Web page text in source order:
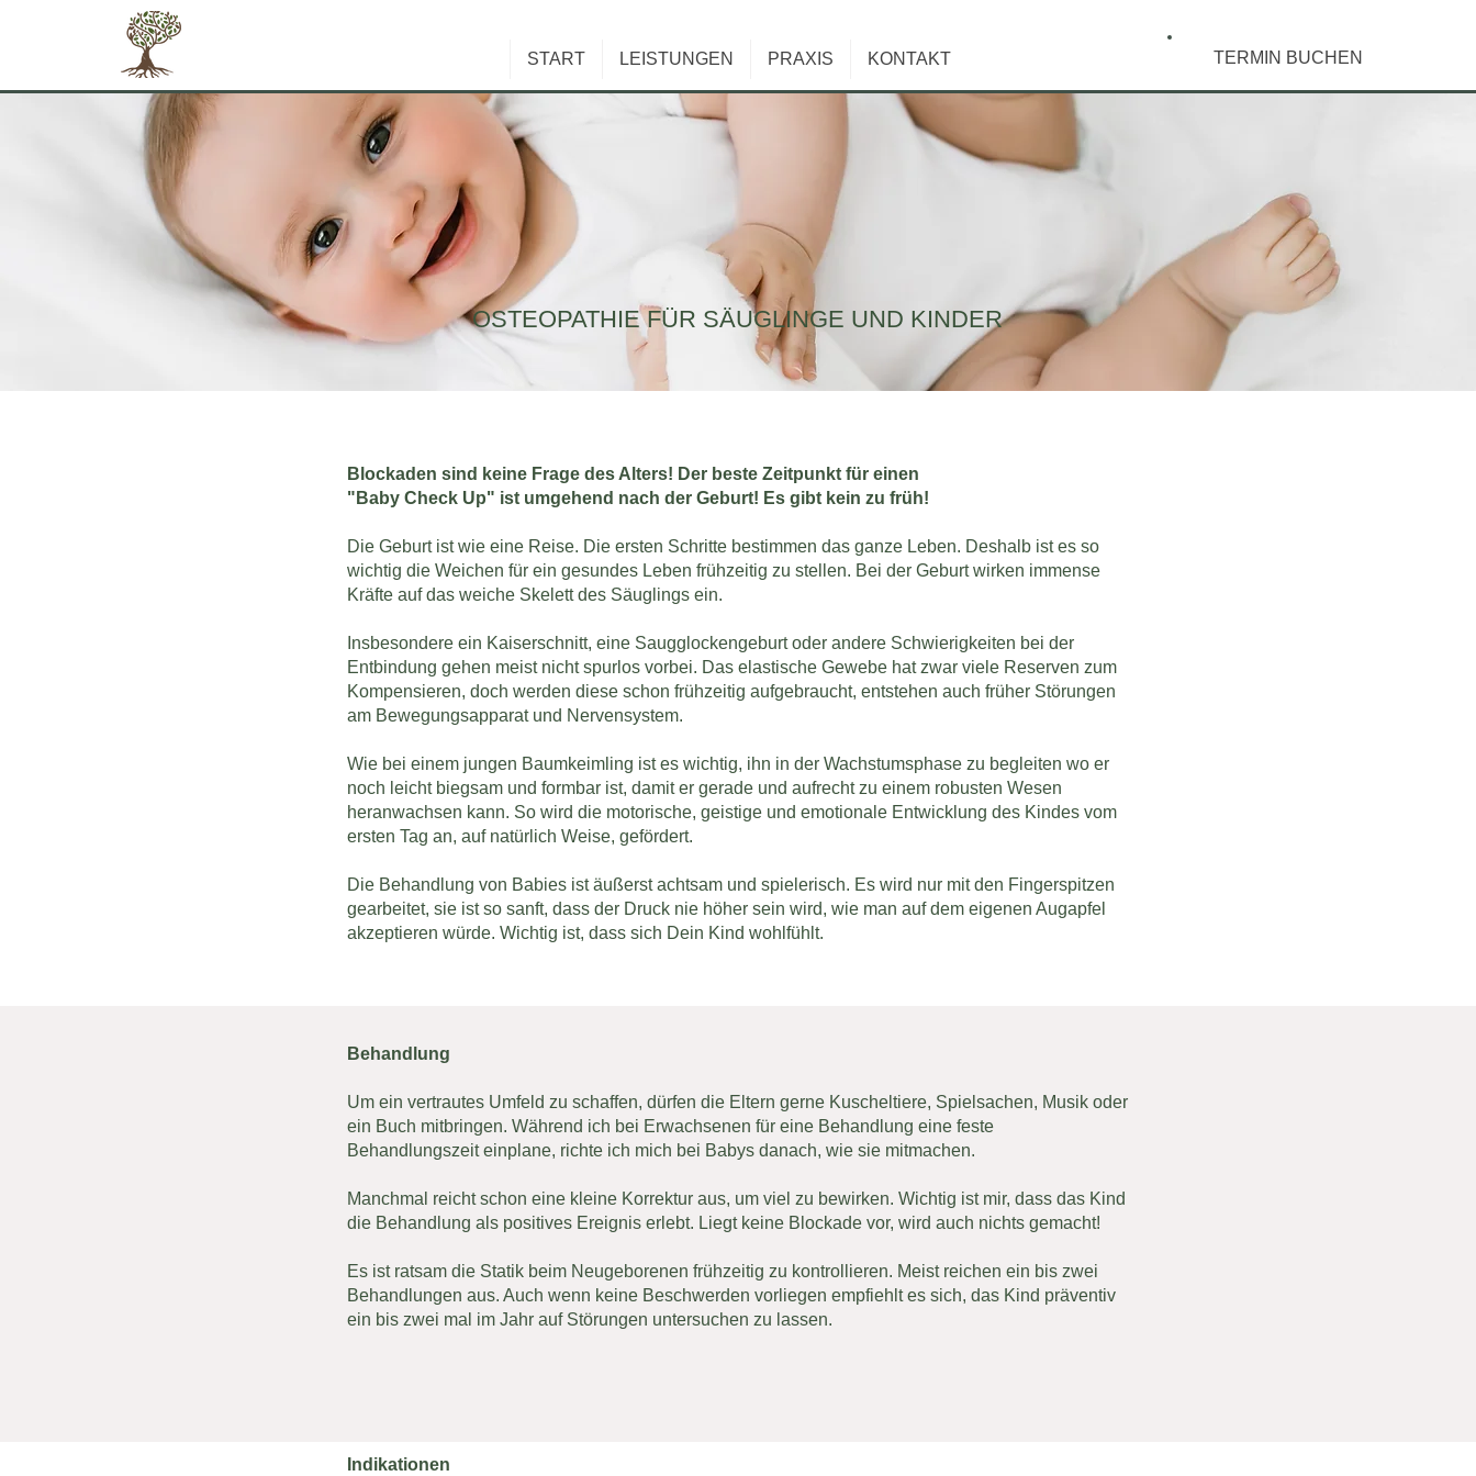
START LEISTUNGEN PRAXIS KONTAKT TERMIN BUCHEN
OSTEOPATHIE FÜR SÄUGLINGE UND KINDER
Blockaden sind keine Frage des Alters! Der beste Zeitpunkt für einen
"Baby Check Up" ist umgehend nach der Geburt! Es gibt kein zu früh!
Die Geburt ist wie eine Reise. Die ersten Schritte bestimmen das ganze Leben. Deshalb ist es so
wichtig die Weichen für ein gesundes Leben frühzeitig zu stellen. Bei der Geburt wirken immense
Kräfte auf das weiche Skelett des Säuglings ein.
Insbesondere ein Kaiserschnitt, eine Saugglockengeburt oder andere Schwierigkeiten bei der
Entbindung gehen meist nicht spurlos vorbei. Das elastische Gewebe hat zwar viele Reserven zum
Kompensieren, doch werden diese schon frühzeitig aufgebraucht, entstehen auch früher Störungen
am Bewegungsapparat und Nervensystem.
Wie bei einem jungen Baumkeimling ist es wichtig, ihn in der Wachstumsphase zu begleiten wo er
noch leicht biegsam und formbar ist, damit er gerade und aufrecht zu einem robusten Wesen
heranwachsen kann. So wird die motorische, geistige und emotionale Entwicklung des Kindes vom
ersten Tag an, auf natürlich Weise, gefördert.
Die Behandlung von Babies ist äußerst achtsam und spielerisch. Es wird nur mit den Fingerspitzen
gearbeitet, sie ist so sanft, dass der Druck nie höher sein wird, wie man auf dem eigenen Augapfel
akzeptieren würde. Wichtig ist, dass sich Dein Kind wohlfühlt.
Behandlung
Um ein vertrautes Umfeld zu schaffen, dürfen die Eltern gerne Kuscheltiere, Spielsachen, Musik oder
ein Buch mitbringen. Während ich bei Erwachsenen für eine Behandlung eine feste
Behandlungszeit einplane, richte ich mich bei Babys danach, wie sie mitmachen.
Manchmal reicht schon eine kleine Korrektur aus, um viel zu bewirken. Wichtig ist mir, dass das Kind
die Behandlung als positives Ereignis erlebt. Liegt keine Blockade vor, wird auch nichts gemacht!
Es ist ratsam die Statik beim Neugeborenen frühzeitig zu kontrollieren. Meist reichen ein bis zwei
Behandlungen aus. Auch wenn keine Beschwerden vorliegen empfiehlt es sich, das Kind präventiv
ein bis zwei mal im Jahr auf Störungen untersuchen zu lassen.
Indikationen